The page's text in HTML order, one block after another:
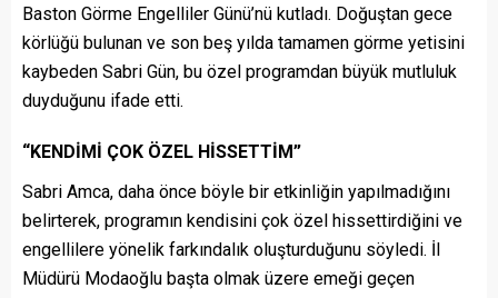
Baston Görme Engelliler Günü’nü kutladı. Doğuştan gece
körlüğü bulunan ve son beş yılda tamamen görme yetisini
kaybeden Sabri Gün, bu özel programdan büyük mutluluk
duyduğunu ifade etti.
“KENDİMİ ÇOK ÖZEL HİSSETTİM”
Sabri Amca, daha önce böyle bir etkinliğin yapılmadığını
belirterek, programın kendisini çok özel hissettirdiğini ve
engellilere yönelik farkındalık oluşturduğunu söyledi. İl
Müdürü Modaoğlu başta olmak üzere emeği geçen